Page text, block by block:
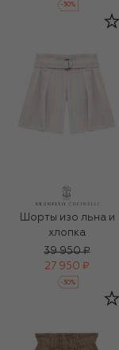
-30%
Шорты изо льна и
хлопка
39 950 ₽
27 950 ₽
-30%